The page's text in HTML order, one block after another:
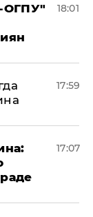
ОГПУ"
18:01
17:59
17:07